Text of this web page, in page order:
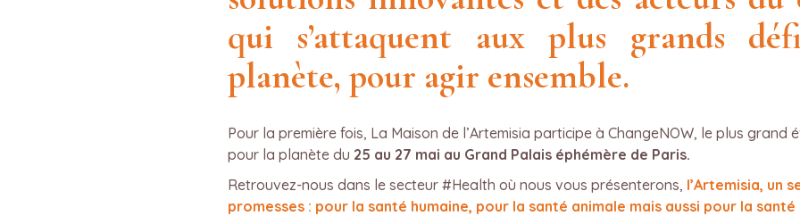
qui s’attaquent aux plus grands
planète, pour agir ensemble.
Pour la première fois, La Maison de l’Artemisia participe à ChangeNOW, le plus grand
pour la planète du 25 au 27 mai au Grand Palais éphémère de Paris.
Retrouvez-nous dans le secteur #Health où nous vous présenterons, l’Artemisia, un
promesses : pour la santé humaine, pour la santé animale mais aussi pour la